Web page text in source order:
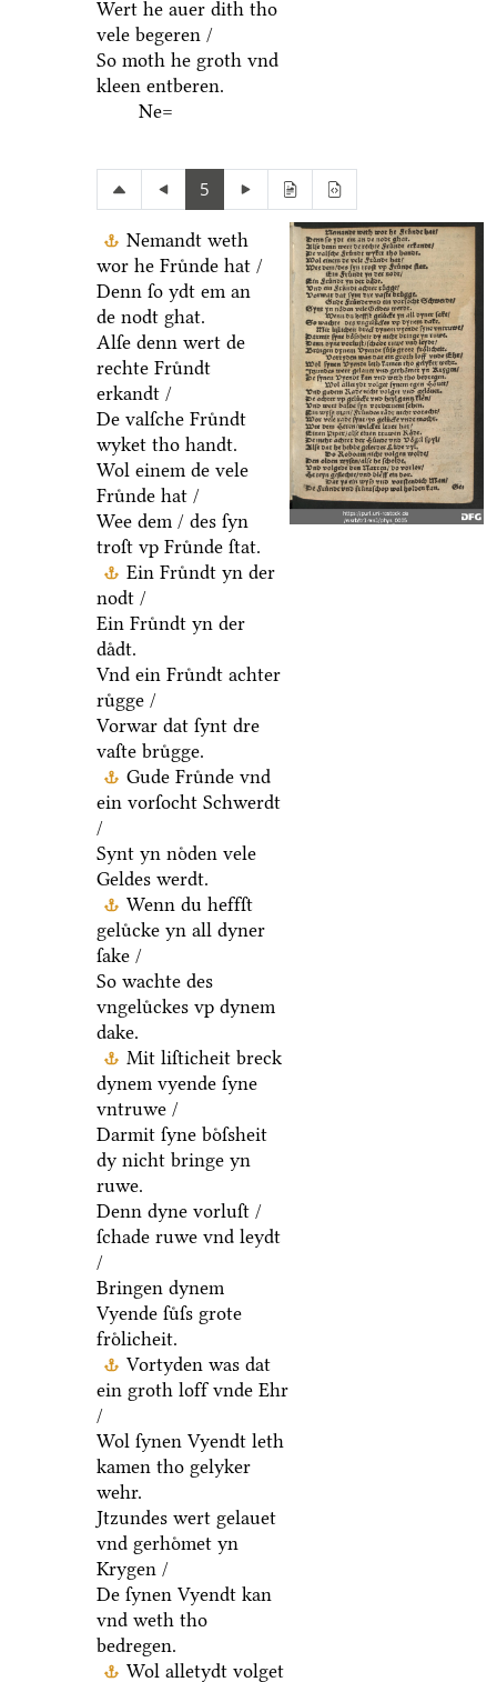
Wert he auer dith tho
vele begeren /
So moth he groth vnd
kleen entberen.
Ne=
5
Nemandt weth
wor he Fruͤnde hat /
Denn ſo ydt em an
de nodt ghat.
Alſe denn wert de
rechte Fruͤndt
erkandt /
De valſche Fruͤndt
wyket tho handt.
Wol einem de vele
Fruͤnde hat /
Wee dem / des ſyn
troſt vp Fruͤnde ſtat.
Ein Fruͤndt yn der
nodt /
Ein Fruͤndt yn der
daͤdt.
Vnd ein Fruͤndt achter
ruͤgge /
Vorwar dat ſynt dre
vaſte bruͤgge.
Gude Fruͤnde vnd
ein vorſocht Schwerdt
/
Synt yn noͤden vele
Geldes werdt.
Wenn du heffſt
geluͤcke yn all dyner
ſake /
So wachte des
vngeluͤckes vp dynem
dake.
Mit liſticheit breck
dynem vyende ſyne
vntruwe /
Darmit ſyne boͤſsheit
dy nicht bringe yn
ruwe.
Denn dyne vorluſt /
ſchade ruwe vnd leydt
/
Bringen dynem
Vyende ſuͤſs grote
froͤlicheit.
Vortyden was dat
ein groth loff vnde Ehr
/
Wol ſynen Vyendt leth
kamen tho gelyker
wehr.
Jtzundes wert gelauet
vnd gerhoͤmet yn
Krygen /
De ſynen Vyendt kan
vnd weth tho
bedregen.
Wol alletydt volget